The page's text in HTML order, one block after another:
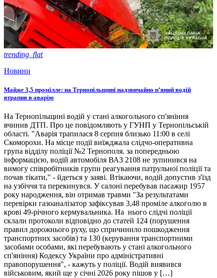
trending_flat
Новини
Майже 3,5 промілле: на Тернопільщині надзвичайно п’яний водій
втрапив в аварію
На Тернопільщині водій у стані алкогольного сп'яніння
вчинив ДТП. Про це повідомляють у ГУНП у Тернопільській
області. "Аварія трапилася 8 серпня близько 11:00 в селі
Скоморохи. На місце події виїжджала слідчо-оперативна
група відділу поліції №2 Тернополя. за попередньою
інформацією, водій автомобіля ВАЗ 2108 не зупинився на
вимогу співробітників групи реагування патрульної поліції та
почав тікати," - йдеться у заяві. Втікаючи, водій допустив з'їзд
на узбіччя та перекинувся. У салоні перебував пасажир 1957
року народження, він отримав травми "За результатами
перевірки газоаналізатор зафіксував 3,48 проміле алкоголю в
крові 49-річного кермувальника. На нього слідчі поліції
склали протоколи відповідно до статей 124 (порушення
правил дорожнього руху, що спричинило пошкодження
транспортних засобів) та 130 (керування транспортними
засобами особами, які перебувають у стані алкогольного
сп'яніння) Кодексу України про адміністративні
правопорушення", - кажуть у поліції. Водій виявився
військовим, який ще у січні 2026 року пішов у […]